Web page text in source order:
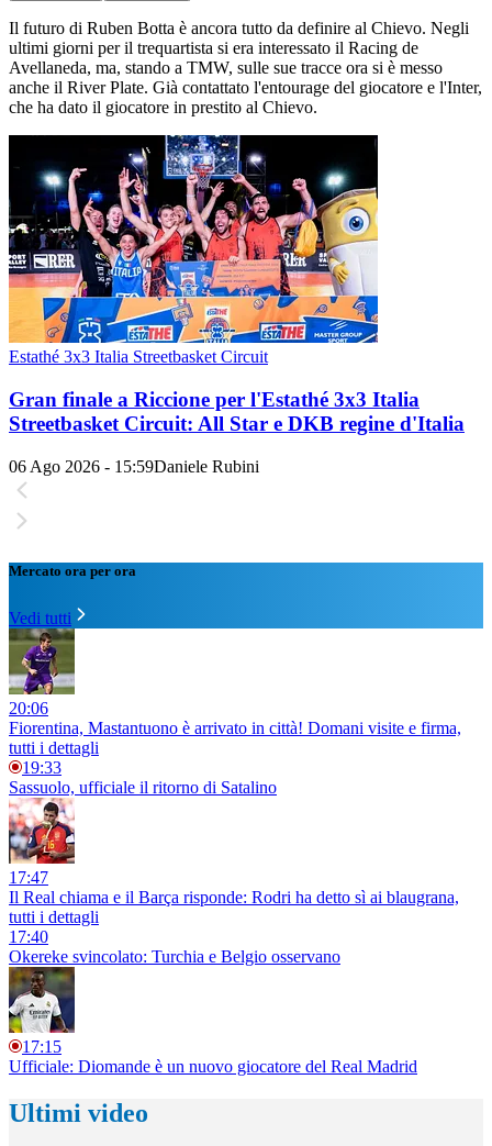
Il futuro di Ruben Botta è ancora tutto da definire al Chievo. Negli
ultimi giorni per il trequartista si era interessato il Racing de
Avellaneda, ma, stando a TMW, sulle sue tracce ora si è messo
anche il River Plate. Già contattato l'entourage del giocatore e l'Inter,
che ha dato il giocatore in prestito al Chievo.
Estathé 3x3 Italia Streetbasket Circuit
Gran finale a Riccione per l'Estathé 3x3 Italia
Streetbasket Circuit: All Star e DKB regine d'Italia
06 Ago 2026 - 15:59Daniele Rubini
Mercato ora per ora
Vedi tutti
20:06
Fiorentina, Mastantuono è arrivato in città! Domani visite e firma,
tutti i dettagli
19:33
Sassuolo, ufficiale il ritorno di Satalino
17:47
Il Real chiama e il Barça risponde: Rodri ha detto sì ai blaugrana,
tutti i dettagli
17:40
Okereke svincolato: Turchia e Belgio osservano
17:15
Ufficiale: Diomande è un nuovo giocatore del Real Madrid
Ultimi video